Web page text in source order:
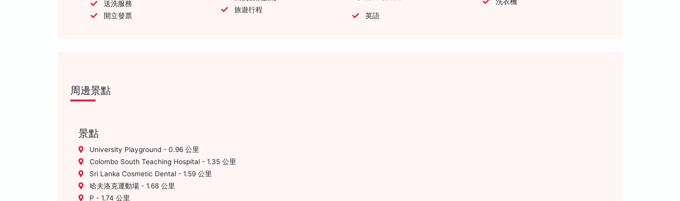
送洗服務
開立發票
旅遊行程
英語
周邊景點
景點
University Playground - 0.96 公里
Colombo South Teaching Hospital - 1.35 公里
Sri Lanka Cosmetic Dental - 1.59 公里
哈夫洛克運動場 - 1.68 公里
P - 1.74 公里